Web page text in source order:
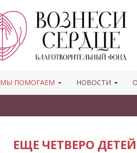
МЫ ПОМОГАЕМ НОВОСТИ
ЕЩЕ ЧЕТВЕРО